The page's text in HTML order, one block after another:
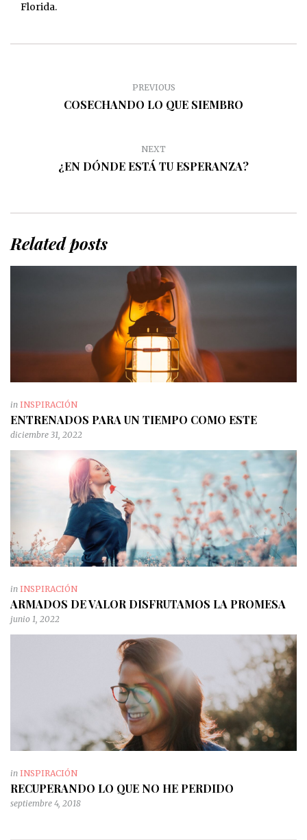
Florida.
PREVIOUS
COSECHANDO LO QUE SIEMBRO
NEXT
¿EN DÓNDE ESTÁ TU ESPERANZA?
Related posts
in INSPIRACIÓN
ENTRENADOS PARA UN TIEMPO COMO ESTE
diciembre 31, 2022
in INSPIRACIÓN
ARMADOS DE VALOR DISFRUTAMOS LA PROMESA
junio 1, 2022
in INSPIRACIÓN
RECUPERANDO LO QUE NO HE PERDIDO
septiembre 4, 2018